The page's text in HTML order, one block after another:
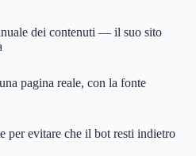
dei contenuti — il suo sito
pagina reale, con la fonte
per evitare che il bot resti indietro